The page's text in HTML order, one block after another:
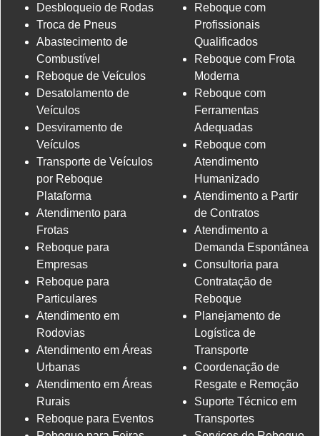
Desbloqueio de Rodas
Troca de Pneus
Abastecimento de
Combustível
Reboque de Veículos
Desatolamento de
Veículos
Desviramento de
Veículos
Transporte de Veículos
por Reboque
Plataforma
Atendimento para
Frotas
Reboque para
Empresas
Reboque para
Particulares
Atendimento em
Rodovias
Atendimento em Áreas
Urbanas
Atendimento em Áreas
Rurais
Reboque para Eventos
Reboque com
Profissionais
Qualificados
Reboque com Frota
Moderna
Reboque com
Ferramentas
Adequadas
Reboque com
Atendimento
Humanizado
Atendimento a Partir
de Contratos
Atendimento a
Demanda Espontânea
Consultoria para
Contratação de
Reboque
Planejamento de
Logística de
Transporte
Coordenação de
Resgate e Remoção
Suporte Técnico em
Transportes